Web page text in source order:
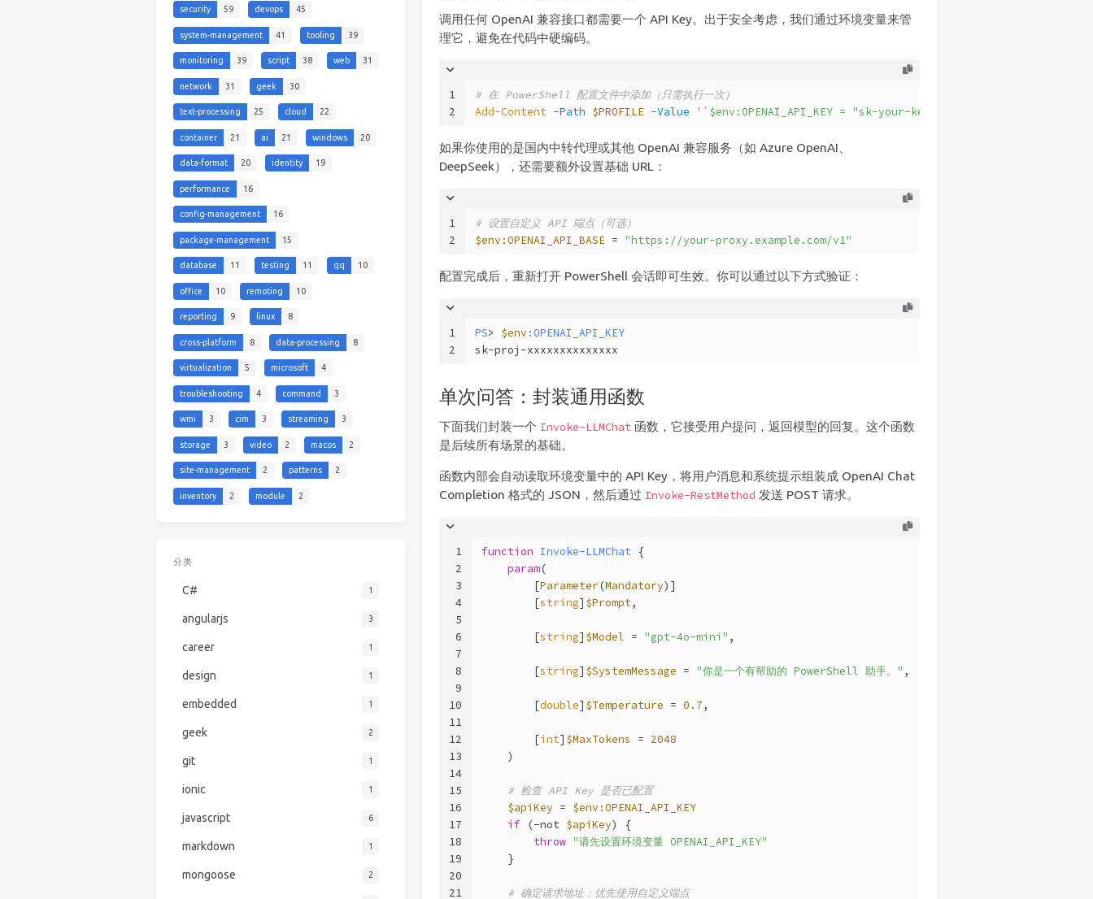
调用任何 OpenAI 兼容接口都需要一个 API Key。出于安全考虑，我们通过环境变量来管
理它，避免在代码中硬编码。
1
2
# 在 PowerShell 配置文件中添加（只需执行一次）
Add-Content -Path $PROFILE -Value '`$env:OPENAI_API_KEY = "sk-your-key-here"'
如果你使用的是国内中转代理或其他 OpenAI 兼容服务（如 Azure OpenAI、
DeepSeek），还需要额外设置基础 URL：
1
2
# 设置自定义 API 端点（可选）
$env:OPENAI_API_BASE = "https://your-proxy.example.com/v1"
配置完成后，重新打开 PowerShell 会话即可生效。你可以通过以下方式验证：
1
2
PS> $env :OPENAI_API_KEY
sk-proj-xxxxxxxxxxxxxx
单次问答：封装通用函数
下面我们封装一个 Invoke-LLMChat函数，它接受用户提问，返回模型的回复。这个函数
是后续所有场景的基础。
函数内部会自动读取环境变量中的 API Key，将用户消息和系统提示组装成 OpenAI Chat
Completion 格式的 JSON，然后通过 Invoke-RestMethod 发送 POST 请求。
1
2
3
4
5
6
7
8
9
10
11
12
13
14
15
16
17
18
19
20
21
function Invoke-LLMChat {
param(
        [
Parameter (Mandatory)]
        [
string] $Prompt,
        [
string] $Model = "gpt-4o-mini" ,
        [
string] $SystemMessage = "你是一个有帮助的 PowerShell 助手。" ,
        [
double] $Temperature = 0.7,
        [
int] $MaxTokens = 2048
    )
# 检查 API Key 是否已配置
$apiKey = $env:OPENAI_API_KEY
if (-not $apiKey) {
throw "请先设置环境变量 OPENAI_API_KEY"
    }
# 确定请求地址：优先使用自定义端点
security 59 devops 45
system-management 41 tooling 39
monitoring 39 script 38 web 31
network 31 geek 30
text-processing 25 cloud 22
container 21 ai 21 windows 20
data-format 20 identity 19
performance 16
config-management 16
package-management 15
database 11 testing 11 qq 10
office 10 remoting 10
reporting 9 linux 8
cross-platform 8 data-processing 8
virtualization 5 microsoft 4
troubleshooting 4 command 3
wmi 3 cim 3 streaming 3
storage 3 video 2 macos 2
site-management 2 patterns 2
inventory 2 module 2
分类
C# 1
angularjs 3
career 1
design 1
embedded 1
geek 2
git 1
ionic 1
javascript 6
markdown 1
mongoose 2